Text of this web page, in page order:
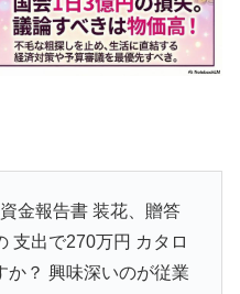
金報告書 装花、贈答
支出で270万円 カタロ
か？ 興味深いのが従業